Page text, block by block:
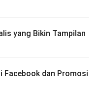
yang Bikin Tampilan
Facebook dan Promosi